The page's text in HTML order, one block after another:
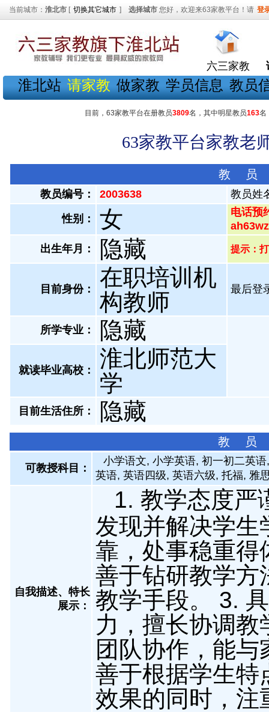
当前城市： 淮北市 [ 切换其它城市 ] 选择城市 您好，欢迎来63家教平台！请 登
六三家教
淮北站 请家教 做家教 学员信息 教员
目前，63家教平台在册教员3809名，其中明星教员163名
63家教平台家教老
教 员
教员编号： 2003638 教员姓
性别： 女
电话预
出生年月：
隐藏 提示：
目前身份：
在职培训机
构教师
最后登
所学专业： 隐藏
就读毕业高校：
淮北师范大
学
目前生活住所： 隐藏
教 员
可教授科目：
小学语文, 小学英语, 初一初二英
英语, 英语四级, 英语六级, 托福, 雅
自我描述、特长
展示 ：
1. 教学态度严
发现并解决学生
靠，处事稳重得
善于钻研教学方
教学手段。 3.
力，擅长协调
团队协作，能
善于根据学生特
效果的同时，注